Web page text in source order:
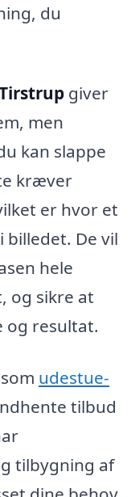
du
giver
men
kan slappe
kræver
er hvor et
De vil
hele
og sikre at
og resultat.
udestue-
tilbud
tilbygning af